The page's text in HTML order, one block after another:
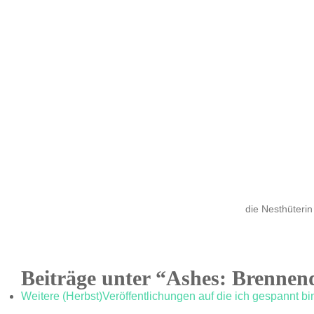
die Nesthüterin
Beiträge unter “Ashes:
Weitere (Herbst)Veröffentlichungen auf die ich gespannt